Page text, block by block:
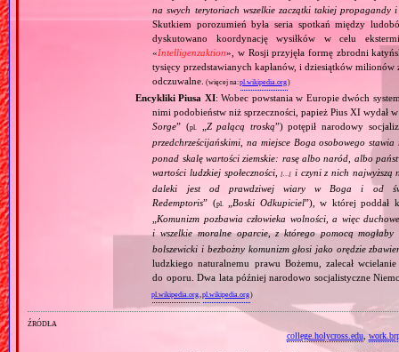
na swych terytoriach wszelkie zaczątki takiej
Skutkiem porozumień była seria spotkań między
dyskutowano koordynację wysiłków w celu
«Intelligenzaktion», w Rosji przyjęła formę zbrodni
tysięcy przedstawianych kapłanów, i dziesiątków
odczuwalne. (więcej na:pl.wikipedia.org)
Encykliki Piusa XI: Wobec powstania w Europie dwóch
nimi podobieństw niż sprzeczności, papież Pius XI
Sorge” (pl. Z palącą troską”) potępił narodowy
przedchrześcijańskimi, na miejsce Boga osobowego
ponad skalę wartości ziemskie: rasę albo naród, albo
wartości ludzkiej społeczności,[…] i czyni z nich najwyższą
daleki jest od prawdziwej wiary w Boga i od
Redemptoris” (pl. Boski Odkupiciel”), w której poddał
Komunizm pozbawia człowieka wolności, a więc
i wszelkie moralne oparcie, z którego pomocą
bolszewicki i bezbożny komunizm głosi jako orędzie
ludzkiego naturalnemu prawu Bożemu, zalecał
do oporu. Dwa lata później narodowo socjalistyczne
pl.wikipedia.org ,pl.wikipedia.org)
źródła
college.holycross.edu,